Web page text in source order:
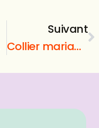
Suivant
Collier mariage : comment ne pas se ruiner en achetant un ?